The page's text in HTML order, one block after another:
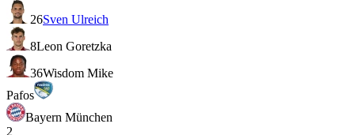
26Sven Ulreich
8Leon Goretzka
36Wisdom Mike
Pafos
Bayern München
2